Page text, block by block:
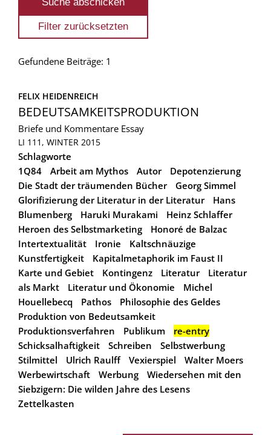
Gefundene Beiträge: 1
FELIX HEIDENREICH
BEDEUTSAMKEITSPRODUKTION
Briefe und Kommentare Essay
LI 111, WINTER 2015
Schlagworte
1Q84
Arbeit am Mythos Autor
Depotenzierung
Die Stadt der träumenden Bücher
Georg Simmel
Glorifizierung der Literatur in der Literatur
Hans
Blumenberg
Haruki Murakami
Heinz Schlaffer
Heroen des Selbstmarketing
Honoré de Balzac
Intertextualität
Ironie
Kaltschnäuzige
Kunstfertigkeit
Kapitalmetaphorik im Faust II
Karte und Gebiet
Kontingenz Literatur
Literatur
als Markt
Literatur und Ökonomie
Michel
Houellebecq
Pathos
Philosophie des Geldes
Produktion von Bedeutsamkeit
Produktionsverfahren
Publikum
re-entry
Schicksalhaftigkeit
Schreiben
Selbstwerbung
Stilmittel
Ulrich Raulff Vexierspiel
Walter Moers
Werbewirtschaft
Werbung
Wiedersehen mit den
Siebzigern: Die wilden Jahre des Lesens
Zettelkasten